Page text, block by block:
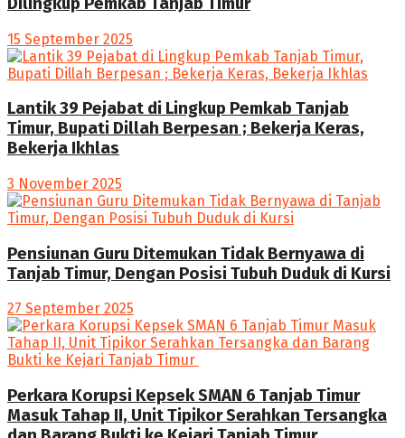
15 September 2025
Lantik 39 Pejabat di Lingkup Pemkab Tanjab
Timur, Bupati Dillah Berpesan ; Bekerja Keras,
Bekerja Ikhlas
3 November 2025
Pensiunan Guru Ditemukan Tidak Bernyawa di
Tanjab Timur, Dengan Posisi Tubuh Duduk di Kursi
27 September 2025
Perkara Korupsi Kepsek SMAN 6 Tanjab Timur
Masuk Tahap II, Unit Tipikor Serahkan Tersangka